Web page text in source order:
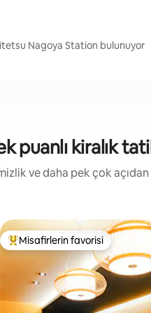
Nagoya Station bulunuyor
puanlı kiralık
ve daha pek çok
Misafirlerin favorilerinden en
Misafirlerin favorisi